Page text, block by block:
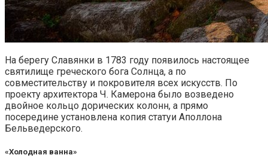
На берегу Славянки в 1783 году появилось настоящее
святилище греческого бога Солнца, а по
совместительству и покровителя всех искусств. По
проекту архитектора Ч. Камерона было возведено
двойное кольцо дорических колонн, а прямо
посередине установлена копия статуи Аполлона
Бельведерского.
«Холодная ванна»